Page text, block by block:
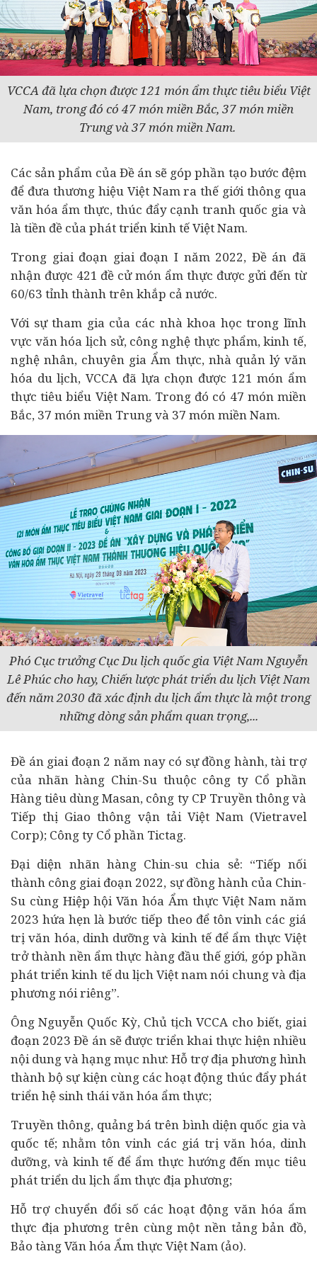
VCCA đã lựa chọn được 121 món ẩm thực tiêu biểu Việt
Nam, trong đó có 47 món miền Bắc, 37 món miền
Trung và 37 món miền Nam.
Các sản phẩm của Đề án sẽ góp phần tạo bước đệm
để đưa thương hiệu Việt Nam ra thế giới thông qua
văn hóa ẩm thực, thúc đẩy cạnh tranh quốc gia và
là tiền đề của phát triển kinh tế Việt Nam.
Trong giai đoạn giai đoạn I năm 2022, Đề án đã
nhận được 421 đề cử món ẩm thực được gửi đến từ
60/63 tỉnh thành trên khắp cả nước.
Với sự tham gia của các nhà khoa học trong lĩnh
vực văn hóa lịch sử, công nghệ thực phẩm, kinh tế,
nghệ nhân, chuyên gia Ẩm thực, nhà quản lý văn
hóa du lịch, VCCA đã lựa chọn được 121 món ẩm
thực tiêu biểu Việt Nam. Trong đó có 47 món miền
Bắc, 37 món miền Trung và 37 món miền Nam.
Phó Cục trưởng Cục Du lịch quốc gia Việt Nam Nguyễn
Lê Phúc cho hay, Chiến lược phát triển du lịch Việt Nam
đến năm 2030 đã xác định du lịch ẩm thực là một trong
những dòng sản phẩm quan trọng,...
Đề án giai đoạn 2 năm nay có sự đồng hành, tài trợ
của nhãn hàng Chin-Su thuộc công ty Cổ phần
Hàng tiêu dùng Masan, công ty CP Truyền thông và
Tiếp thị Giao thông vận tải Việt Nam (Vietravel
Corp); Công ty Cổ phần Tictag.
Đại diện nhãn hàng Chin-su chia sẻ: “Tiếp nối
thành công giai đoạn 2022, sự đồng hành của Chin-
Su cùng Hiệp hội Văn hóa Ẩm thực Việt Nam năm
2023 hứa hẹn là bước tiếp theo để tôn vinh các giá
trị văn hóa, dinh dưỡng và kinh tế để ẩm thực Việt
trở thành nền ẩm thực hàng đầu thế giới, góp phần
phát triển kinh tế du lịch Việt nam nói chung và địa
phương nói riêng”.
Ông Nguyễn Quốc Kỳ, Chủ tịch VCCA cho biết, giai
đoạn 2023 Đề án sẽ được triển khai thực hiện nhiều
nội dung và hạng mục như: Hỗ trợ địa phương hình
thành bộ sự kiện cùng các hoạt động thúc đẩy phát
triển hệ sinh thái văn hóa ẩm thực;
Truyền thông, quảng bá trên bình diện quốc gia và
quốc tế; nhằm tôn vinh các giá trị văn hóa, dinh
dưỡng, và kinh tế để ẩm thực hướng đến mục tiêu
phát triển du lịch ẩm thực địa phương;
Hỗ trợ chuyển đổi số các hoạt động văn hóa ẩm
thực địa phương trên cùng một nền tảng bản đồ,
Bảo tàng Văn hóa Ẩm thực Việt Nam (ảo).